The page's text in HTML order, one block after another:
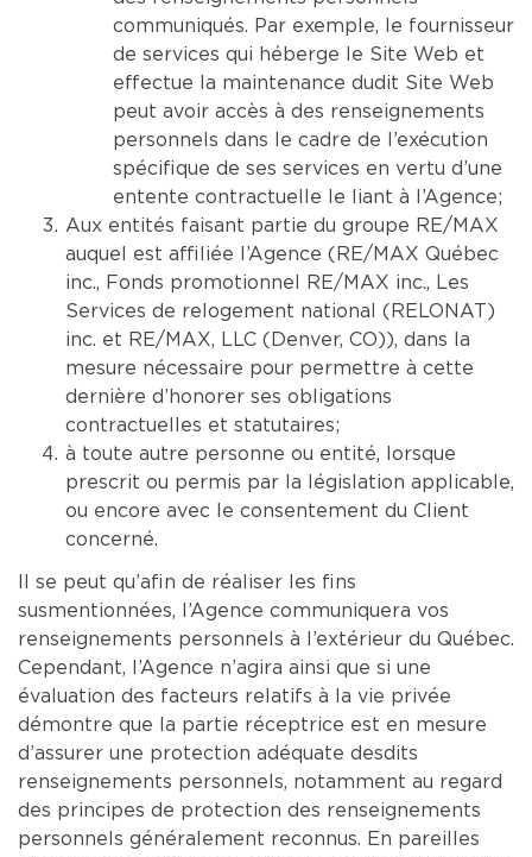
communiqués. Par exemple, le fournisseur
de services qui héberge le Site Web et
effectue la maintenance dudit Site Web
peut avoir accès à des renseignements
personnels dans le cadre de l’exécution
spécifique de ses services en vertu d’une
entente contractuelle le liant à l’Agence;
Aux entités faisant partie du groupe RE/MAX
auquel est affiliée l’Agence (RE/MAX Québec
inc., Fonds promotionnel RE/MAX inc., Les
Services de relogement national (RELONAT)
inc. et RE/MAX, LLC (Denver, CO)), dans la
mesure nécessaire pour permettre à cette
dernière d’honorer ses obligations
contractuelles et statutaires;
à toute autre personne ou entité, lorsque
prescrit ou permis par la législation applicable,
ou encore avec le consentement du Client
concerné.
Il se peut qu’afin de réaliser les fins
susmentionnées, l’Agence communiquera vos
renseignements personnels à l’extérieur du Québec.
Cependant, l’Agence n’agira ainsi que si une
évaluation des facteurs relatifs à la vie privée
démontre que la partie réceptrice est en mesure
d’assurer une protection adéquate desdits
renseignements personnels, notamment au regard
des principes de protection des renseignements
personnels généralement reconnus. En pareilles